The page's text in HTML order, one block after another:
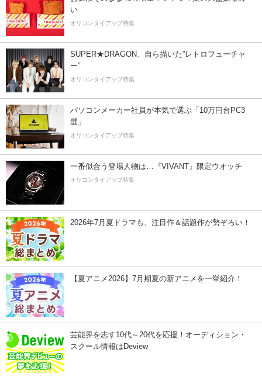
い
オリコンタイアップ特集
SUPER★DRAGON、自ら描いた”レトロフューチャ
ー”
オリコンタイアップ特集
パソコンメーカー社員が本気で選ぶ「10万円台PC3
選」
オリコンタイアップ特集
一番似合う登場人物は…『VIVANT』限定ウオッチ
オリコンタイアップ特集
2026年7月夏ドラマも、注目作＆話題作が勢ぞろい！
【夏アニメ2026】7月期夏の新アニメを一挙紹介！
芸能界を志す10代～20代を応援！オーディション・
スクール情報はDeview